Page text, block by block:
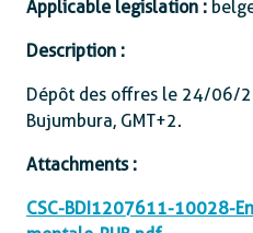
Applicable legislation :
Description :
Dépôt des offres le 24/06/
Bujumbura, GMT+2.
Attachments :
CSC-BDI1207611-10028-